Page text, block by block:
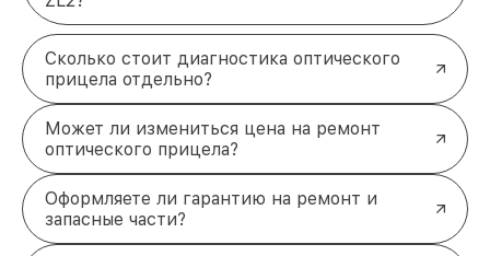
Сколько стоит диагностика оптического
прицела отдельно?
Может ли измениться цена на ремонт
оптического прицела?
Оформляете ли гарантию на ремонт и
запасные части?